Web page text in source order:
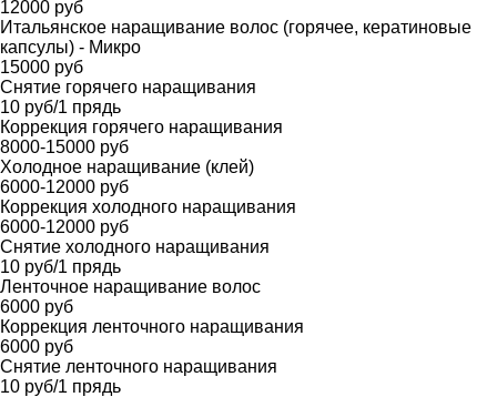
12000 руб
Итальянское наращивание волос (горячее, кератиновые
капсулы) - Микро
15000 руб
Снятие горячего наращивания
10 руб/1 прядь
Коррекция горячего наращивания
8000-15000 руб
Холодное наращивание (клей)
6000-12000 руб
Коррекция холодного наращивания
6000-12000 руб
Снятие холодного наращивания
10 руб/1 прядь
Ленточное наращивание волос
6000 руб
Коррекция ленточного наращивания
6000 руб
Снятие ленточного наращивания
10 руб/1 прядь